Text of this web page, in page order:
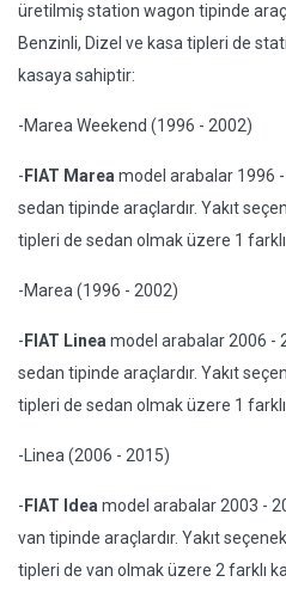
üretilmiş station wagon tipinde
Benzinli, Dizel ve kasa tipleri de
kasaya sahiptir:
-Marea Weekend (1996 - 2002)
- FIAT Marea model arabalar 1996 -
sedan tipinde araçlardır. Yakıt
tipleri de sedan olmak üzere 1
-Marea (1996 - 2002)
- FIAT Linea model arabalar 2006 -
sedan tipinde araçlardır. Yakıt
tipleri de sedan olmak üzere 1
-Linea (2006 - 2015)
- FIAT Idea model arabalar 2003 -
van tipinde araçlardır. Yakıt
tipleri de van olmak üzere 2 farklı